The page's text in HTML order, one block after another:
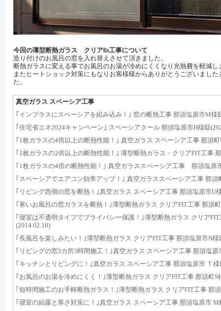
今回の薄型断熱ガラス クリアfit工事について
造り付けのお風呂の窓を入れ替えさせて頂きました。
断熱ガラスに変える事でお風呂のお湯が冷めにくくなり光熱費を軽減し
またヒートショック対策にもなりお客様様からありがとうございまし
た。
真空ガラス スペーシア工事
｢インプラスにスペーシアを組み込み！｣ 窓の断熱工事 那須塩原市M様
｢住宅省エネ2024キャンペーン｣ スペーシアクール 那須塩原市H様邸
｢1枚ガラスの4倍以上の断熱性能！｣ 真空ガラス スペーシア工事 那須
｢1枚ガラスの2倍以上の断熱性能！｣ 薄型断熱ガラス・クリアFIT工事
｢1枚ガラスの4倍の断熱性能！｣ 真空ガラススペーシア工事 那須塩原
｢スペーシアでエアコン効率アップ！｣ 真空ガラススペーシア工事 那須
｢リビング西側の窓を断熱！｣真空ガラス スペーシア工事 那須塩原市U
｢寒いお風呂の窓ガラスを断熱！｣薄型断熱ガラス クリアFIT工事 那須
｢寝室は不透明タイプでプライバシー保護！｣薄型断熱ガラス クリア
(2014.02.18)
｢長風呂を楽しみたい！｣薄型断熱ガラス クリアFIT工事 那須塩原市N様
｢リビングの窓3カ所3時間施工！｣真空ガラス スペーシア工事 那須塩原
｢キッチンとリビングに！｣真空ガラス スペーシア工事 那須塩原市 Ｔ様
｢お風呂のお湯を冷めにくく！｣薄型断熱ガラス クリアFIT工事 那須町S
｢短時間施工のお手軽断熱ガラス！｣薄型断熱ガラス クリアFIT工事 那
｢寝室の結露と寒さ対策に！｣真空ガラス スペーシア工事 那須塩原市 M